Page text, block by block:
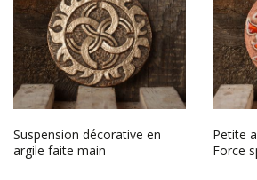
Suspension décorative en
argile faite main
Petite
Force